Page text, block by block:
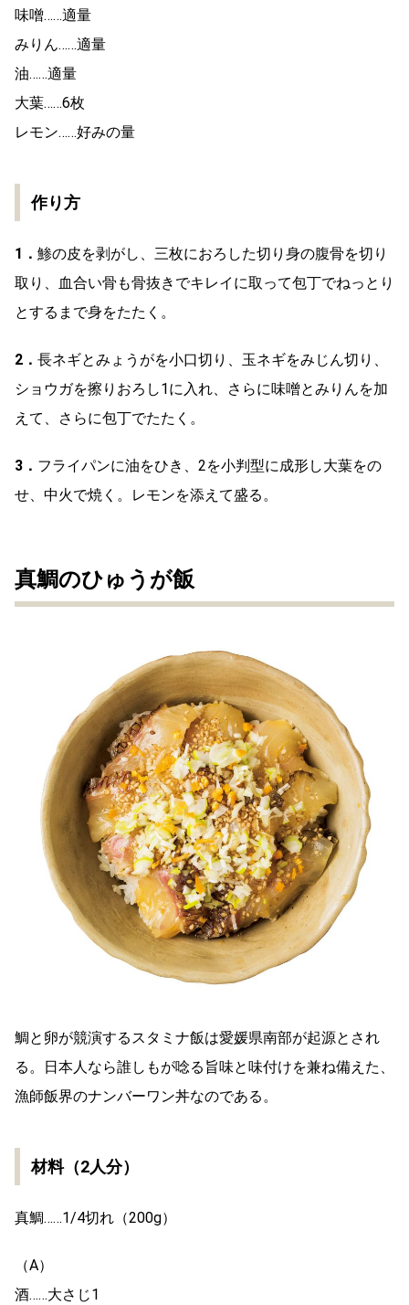
味噌……適量
みりん……適量
油……適量
大葉……6枚
レモン……好みの量
作り方
1． 鯵の皮を剥がし、三枚におろした切り身の腹骨を切り
取り、血合い骨も骨抜きでキレイに取って包丁でねっとり
とするまで身をたたく。
2． 長ネギとみょうがを小口切り、玉ネギをみじん切り、
ショウガを擦りおろし1に入れ、さらに味噌とみりんを加
えて、さらに包丁でたたく。
3． フライパンに油をひき、2を小判型に成形し大葉をの
せ、中火で焼く。レモンを添えて盛る。
真鯛のひゅうが飯
鯛と卵が競演するスタミナ飯は愛媛県南部が起源とされ
る。日本人なら誰しもが唸る旨味と味付けを兼ね備えた、
漁師飯界のナンバーワン丼なのである。
材料（2人分）
真鯛……1/4切れ（200g）
（A）
酒……大さじ1